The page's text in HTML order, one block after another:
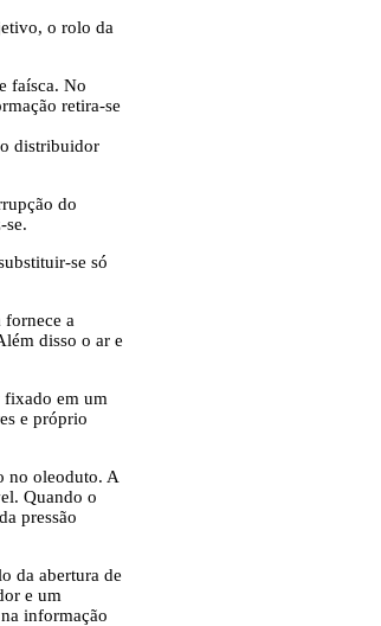
o rolo da
faísca. No
retira-se
o distribuidor
do
se.
se só
a
disso o ar e
fixado em um
e próprio
no oleoduto. A
Quando o
pressão
da abertura de
e um
informação